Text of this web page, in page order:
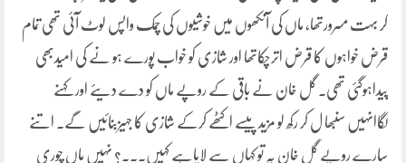
کر بہت مسرورتھا، ماں کی آنکھوں میں خوشیوں کی چمک واپس لوٹ آئی تھی تمام
قرض خواہوں کا قرض اترچکاتھا اور شازی کو خواب پورے ہو نے کی امیدبھی
پیداہوگئی تھی۔ گل خان نے باقی کے روپے ماں کو دے دیئے اور کہنے
لگاانہیں سنبھا ل کر رکھ لو مزید پیسے اکٹھے کرکے شازی کا جہیزبنائیں گے۔ اتنے
سارے روپے گل خان یہ تو کہاں سے لایاہے کہیں۔۔۔؟ نہیں ماں چوری